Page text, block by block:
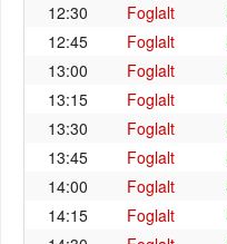
12:30
Foglalt
12:45
Foglalt
13:00
Foglalt
13:15
Foglalt
13:30
Foglalt
13:45
Foglalt
14:00
Foglalt
14:15
Foglalt